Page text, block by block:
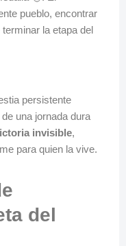
pueblo, encontrar
la etapa del
persistente
una jornada dura
invisible,
para quien la vive.
del